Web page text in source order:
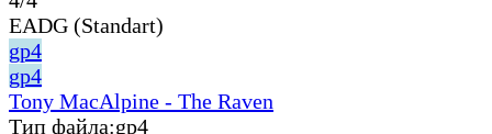
EADG (Standart)
gp4
gp4
Tony MacAlpine - The Raven
Тип файла:gp4